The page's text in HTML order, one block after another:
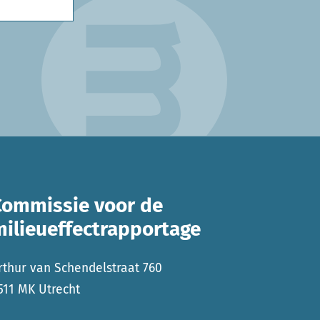
voor de
van Schendelstraat 760
MK Utrecht